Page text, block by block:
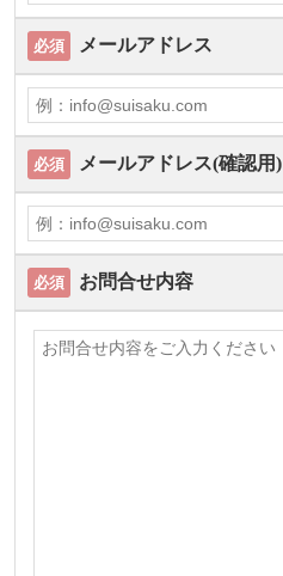
必須 メールアドレス
必須 メールアドレス(確認用)
必須 お問合せ内容